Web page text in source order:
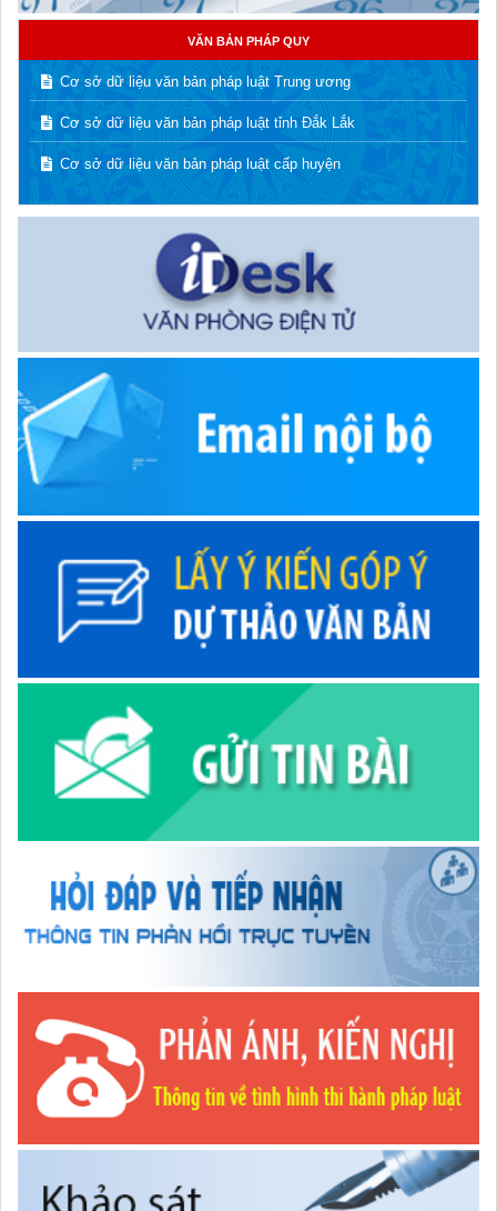
VĂN BẢN PHÁP QUY
Cơ sở dữ liệu văn bản pháp luật Trung ương
Cơ sở dữ liệu văn bản pháp luật tỉnh Đắk Lắk
Cơ sở dữ liệu văn bản pháp luật cấp huyện